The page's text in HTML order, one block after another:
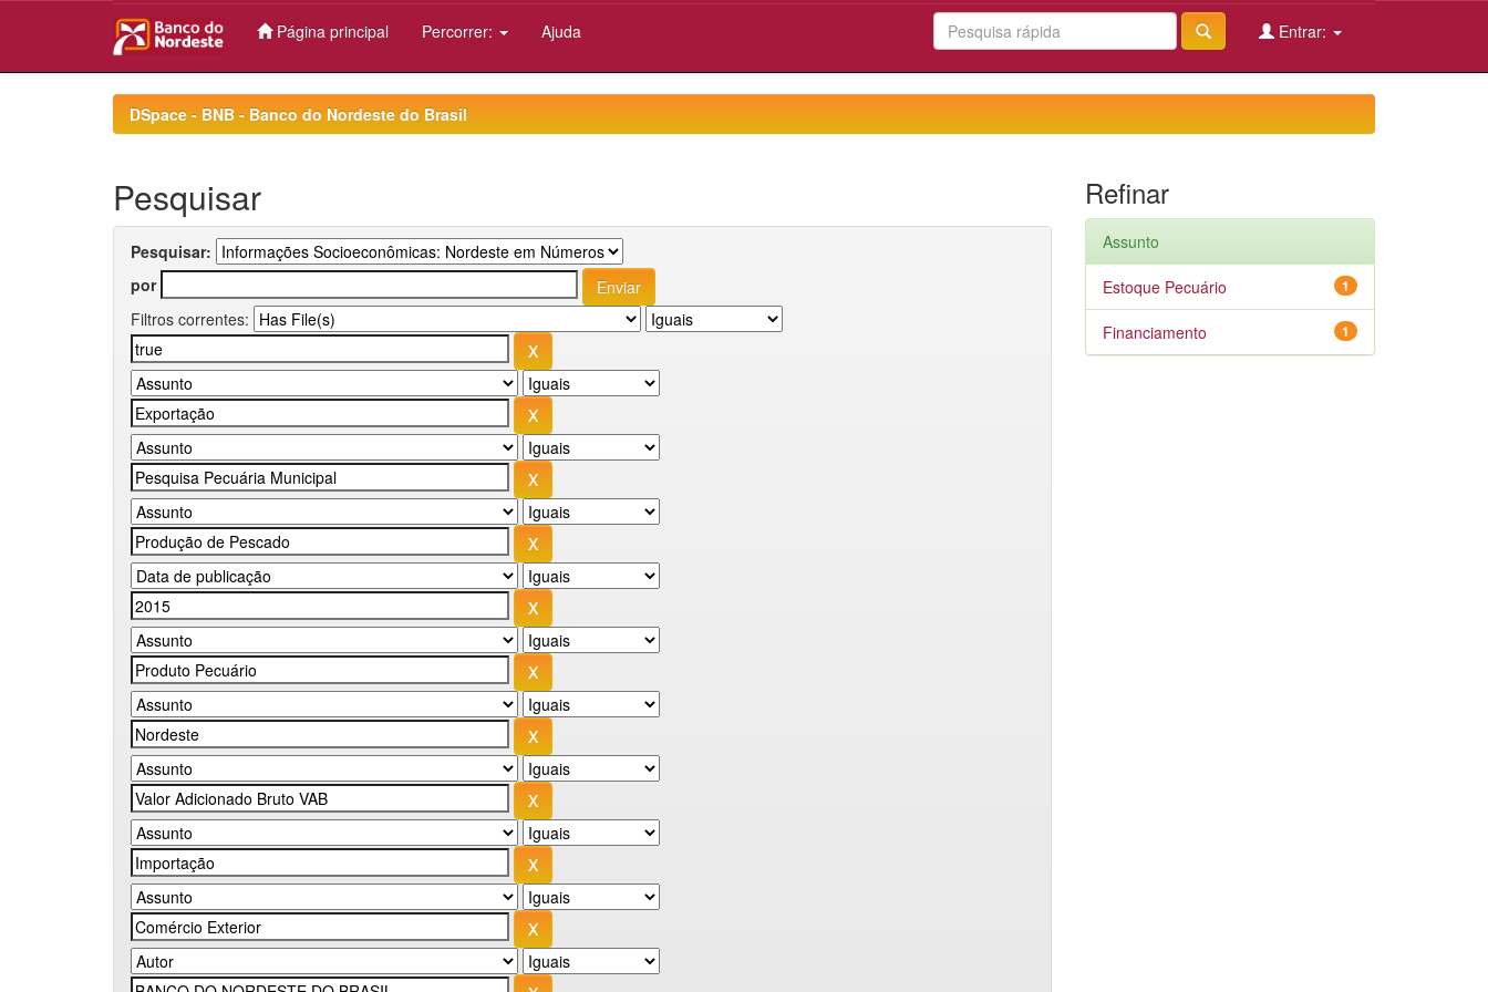
Página principal Percorrer: Ajuda Entrar:
DSpace - BNB - Banco do Nordeste do Brasil
Pesquisar
Pesquisar:
por
Filtros correntes:
Refinar
Assunto
1
Estoque Pecuário
1
Financiamento